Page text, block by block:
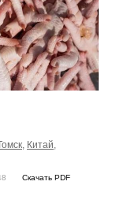
Китай
Скачать PDF